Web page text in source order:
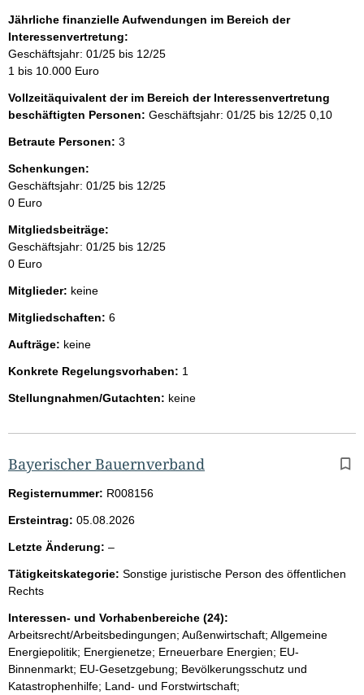
e
Jährliche finanzielle Aufwendungen im Bereich der
Interessenvertretung:
Geschäftsjahr: 01/25 bis 12/25
1 bis 10.000 Euro
Vollzeitäquivalent der im Bereich der Interessenvertretung
beschäftigten Personen: Geschäftsjahr: 01/25 bis 12/25 0,10
Betraute Personen: 3
Schenkungen:
Geschäftsjahr: 01/25 bis 12/25
0 Euro
Mitgliedsbeiträge:
Geschäftsjahr: 01/25 bis 12/25
0 Euro
Mitglieder: keine
Mitgliedschaften: 6
Aufträge: keine
Konkrete Regelungsvorhaben: 1
Stellungnahmen/Gutachten: keine
Bayerischer Bauernverband
Registernummer: R008156
Ersteintrag: 05.08.2026
Letzte Änderung: –l
e
Tätigkeitskategorie: Sonstige juristische Person des öffentlichen
Rechts
Interessen- und Vorhabenbereiche (24):
Arbeitsrecht/Arbeitsbedingungen; Außenwirtschaft; Allgemeine
Energiepolitik; Energienetze; Erneuerbare Energien; EU-
Binnenmarkt; EU-Gesetzgebung; Bevölkerungsschutz und
Katastrophenhilfe; Land- und Forstwirtschaft;